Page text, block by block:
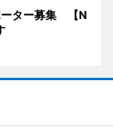
ーター募集 【N